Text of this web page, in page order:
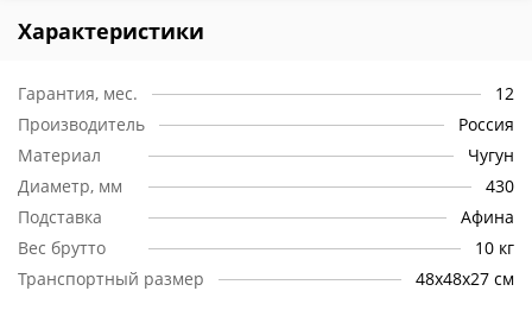
Характеристики
Гарантия, мес.
12
Производитель
Россия
Материал
Чугун
Диаметр, мм
430
Подставка
Афина
Вес брутто
10 кг
Транспортный размер
48х48х27 см